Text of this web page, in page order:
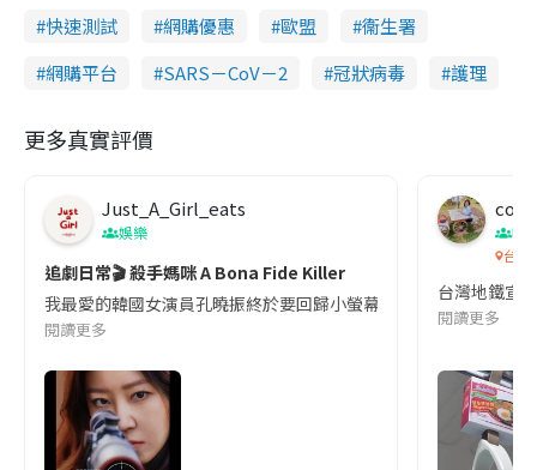
快速測試
網購優惠 歐盟
衞生署
網購平台
SARS－CoV－2 冠狀病毒 護理
更多真實評價
Just_A_Girl_eats
娛樂
追劇日常🎬 殺手媽咪 A Bona Fide Killer
我最愛的韓國女演員孔曉振終於要回歸小螢幕啦!這次的劇本改編
閱讀更多
co
吹
台灣
台灣地鐵宣
閱讀更多